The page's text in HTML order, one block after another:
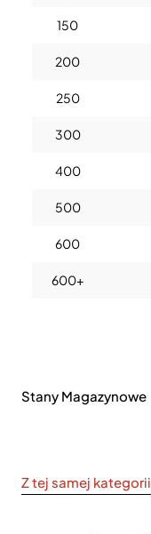
150
200
250
300
400
500
600
600+
Stany Magazynowe
Z tej samej kategorii